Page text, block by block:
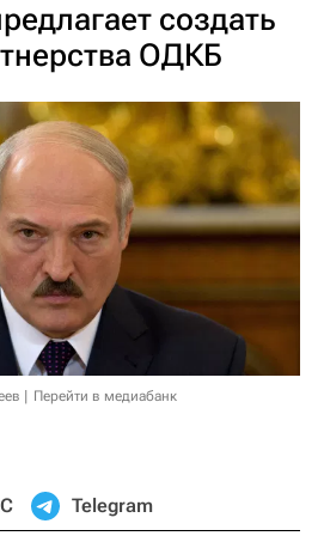
создать
ОДКБ
Перейти в медиабанк
Telegram